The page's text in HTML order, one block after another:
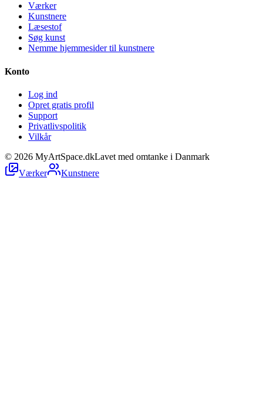
Værker
Kunstnere
Læsestof
Søg kunst
Nemme hjemmesider til kunstnere
Konto
Log ind
Opret gratis profil
Support
Privatlivspolitik
Vilkår
© 2026 MyArtSpace.dkLavet med omtanke i Danmark
Værker
Kunstnere